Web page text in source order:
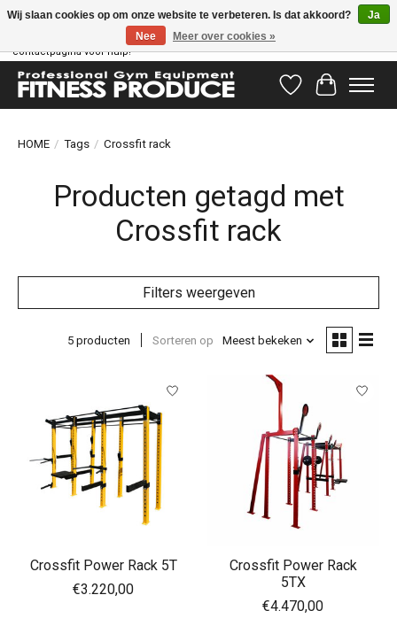
Vragen hebben? Ons supportteam staat klaar om u te helpen! Bezoek onze
contactpagina voor hulp!
Verlanglijst
HOME / Tags / Crossfit rack
Producten getagd met
Crossfit rack
Filters weergeven
5 producten Sorteren op Meest bekeken
Crossfit Power Rack 5T
€3.220,00
Crossfit Power Rack
5TX
€4.470,00
Wij slaan cookies op om onze website te verbeteren. Is dat akkoord?
Ja
Nee
Meer over cookies »